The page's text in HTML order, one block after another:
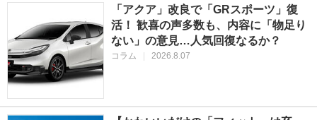
「アクア」改良で「GRスポーツ」復
活！ 歓喜の声多数も、内容に「物足り
ない」の意見…人気回復なるか？
コラム 2026.8.07